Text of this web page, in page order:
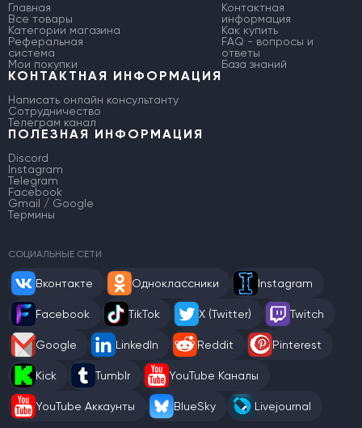
Главная
Все товары
Категории магазина
Реферальная
система
Мои покупки
Контактная
информация
Как купить
FAQ - вопросы и
ответы
База знаний
КОНТАКТНАЯ ИНФОРМАЦИЯ
Написать онлайн консультанту
Сотрудничество
Телеграм канал
ПОЛЕЗНАЯ ИНФОРМАЦИЯ
Discord
Instagram
Telegram
Facebook
Gmail / Google
Термины
СОЦИАЛЬНЫЕ СЕТИ
Вконтакте Одноклассники Instagram
Facebook TikTok X (Twitter) Twitch
Google LinkedIn Reddit Pinterest
Kick Tumblr YouTube Каналы
YouTube Аккаунты BlueSky Livejournal